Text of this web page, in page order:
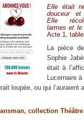
Elle était
douceur
Elle
larmes et le
Acte 1,
La pièce
Sophie
était à
Lucernaire
loupée, ou qui
collection Théâtre